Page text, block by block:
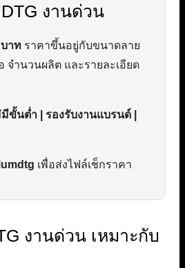
งานด่วน
าท ราคาขึ้นอยู่กับขนาดลาย
จำนวนผลิต และรายละเอียด
ขั้นต่ำ | รองรับงานแบรนด์ |
เพื่อส่งไฟล์เช็กราคา
งานด่วน เหมาะกับ